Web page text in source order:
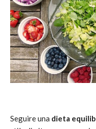
Seguire una dieta